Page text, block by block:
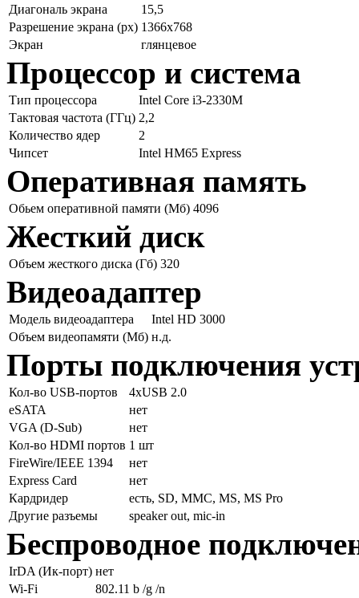
Диагональ экрана
15,5
Разрешение экрана (px) 1366x768
Экран
глянцевое
Процессор и система
Тип процессора
Intel Core i3-2330M
Тактовая частота (ГГц) 2,2
Количество ядер
2
Чипсет
Intel HM65 Express
Оперативная память
Обьем оперативной памяти (Мб) 4096
Жесткий диск
Объем жесткого диска (Гб) 320
Видеоадаптер
Модель видеоадаптера
Intel HD 3000
Объем видеопамяти (Мб) н.д.
Порты подключения
Кол-во USB-портов
4xUSB 2.0
eSATA
нет
VGA (D-Sub)
нет
Кол-во HDMI портов 1 шт
FireWire/IEEE 1394
нет
Express Card
нет
Кардридер
есть, SD, MMC, MS, MS Pro
Другие разъемы
speaker out, mic-in
Беспроводное
IrDA (Ик-порт) нет
Wi-Fi
802.11 b /g /n